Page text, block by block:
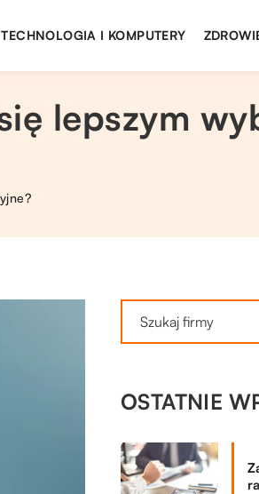
TECHNOLOGIA I KOMPUTERY
lepszym
OSTATNIE